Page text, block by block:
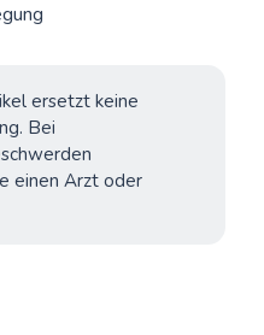
ersetzt keine
Bei
einen Arzt oder